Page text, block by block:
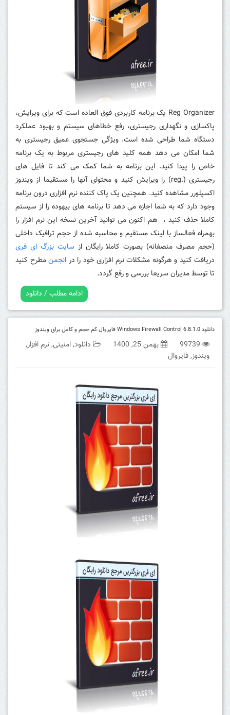
Reg Organizer یک برنامه کاربردی فوق العاده است که برای ویرایش،
پاکسازی و نگهداری رجیستری، رفع خطاهای سیستم و بهبود عملکرد
دستگاه شما طراحی شده است. ویژگی جستجوی عمیق رجیستری به
شما امکان می دهد همه کلید های رجیستری مربوط به یک برنامه
خاص را پیدا کنید. این برنامه به شما کمک می کند تا فایل های
رجیستری (.reg) را ویرایش کنید و محتوای آنها را مستقیما از ویندوز
اکسپلورر مشاهده کنید. همچنین یک پاک کننده نرم افزاری درون برنامه
وجود دارد که به شما اجازه می دهد تا برنامه های بیهوده را از سیستم
کاملا حذف کنید ، هم اکنون می توانید آخرین نسخه این نرم افزار را
بهمراه فعالساز با لینک مستقیم و محاسبه شده از حجم ترافیک داخلی
(حجم مصرف منصفانه) بصورت کاملا رایگان از سایت بزرگ ای فری
دریافت کنید و هرگونه مشکلات نرم افزاری خود را در انجمنمطرح کنید
تا توسط مدیران سریعا بررسی و رفع گردد.
ادامه مطلب / دانلود
دانلود Windows Firewall Control 6.8.1.0 فایروال کم حجم و کامل برای ویندوز
99739 بهمن 25, 1400 دانلود,امنیتی,نرم افزار,
ویندوز,فایروال